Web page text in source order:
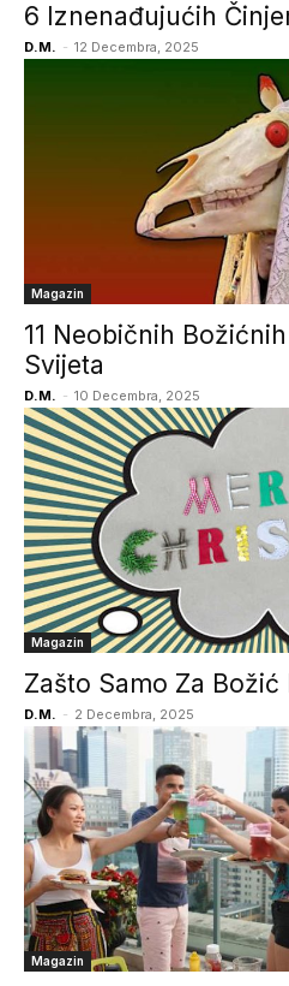
6 Iznenađujućih
D.M. - 12 Decembra, 2025
Magazin
11 Neobičnih
Svijeta
D.M. - 10 Decembra, 2025
Magazin
Zašto Samo Za Božić
D.M. - 2 Decembra, 2025
Magazin